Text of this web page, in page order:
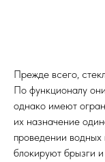
Прежде всего,
По функционалу
однако имеют
их назначение
проведении водных
блокируют брызги